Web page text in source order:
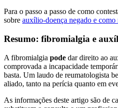
Para o passo a passo de como
sobre auxílio-doença negado e como
Resumo: fibromialgia e
A fibromialgia pode dar direito ao
comprovada a incapacidade
basta. Um laudo de reumatologista
aliado, tanto na perícia quanto em
As informações deste artigo são de